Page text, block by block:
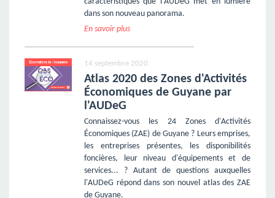
dans son nouveau panorama.
En savoir plus
14 septembre 2020
Atlas 2020 des Zones d'Activités
Économiques de Guyane par
l'AUDeG
Connaissez-vous les 24 Zones d'Activités
Économiques (ZAE) de Guyane ? Leurs emprises,
les entreprises présentes, les disponibilités
foncières, leur niveau d'équipements et de
services... ? Autant de questions auxquelles
l'AUDeG répond dans son nouvel atlas des ZAE
de Guyane.